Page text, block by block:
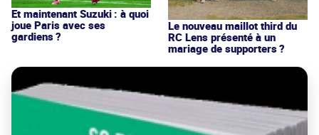
Et maintenant Suzuki : à quoi
joue Paris avec ses
gardiens ?
Le nouveau maillot third du
RC Lens présenté à un
mariage de supporters ?